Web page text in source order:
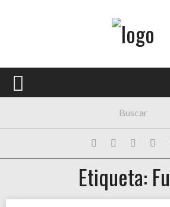
PORTADA
FESTIVALES
HISTORIAS
Etiqueta: